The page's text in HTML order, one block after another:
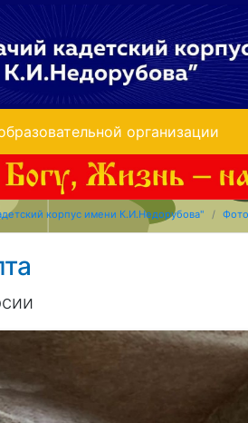
организации
корпус имени К.И.Недорубова"